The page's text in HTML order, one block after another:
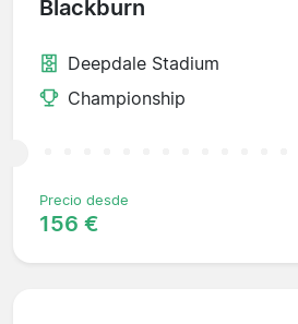
Blackburn
Deepdale Stadium
Championship
Precio desde
156 €